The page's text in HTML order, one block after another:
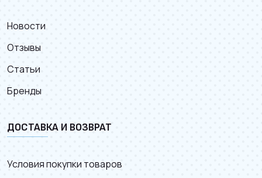
Новости
Отзывы
Статьи
Бренды
ДОСТАВКА И ВОЗВРАТ
Условия покупки товаров